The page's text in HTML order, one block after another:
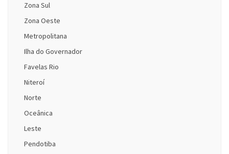
Zona Sul
Zona Oeste
Metropolitana
Ilha do Governador
Favelas Rio
Niteroí
Norte
Oceânica
Leste
Pendotiba